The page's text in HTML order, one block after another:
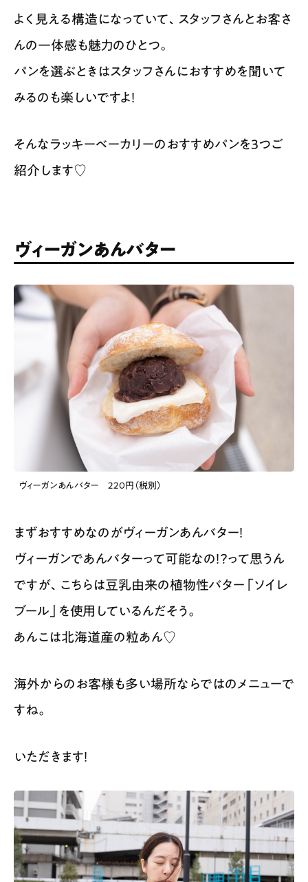
よく見える構造になっていて、スタッフさんとお客さ
んの一体感も魅力のひとつ。
パンを選ぶときはスタッフさんにおすすめを聞いて
みるのも楽しいですよ！
そんなラッキーベーカリーのおすすめパンを３つご
紹介します♡
ヴィーガンあんバター
ヴィーガンあんバター 220円（税別）
まずおすすめなのがヴィーガンあんバター！
ヴィーガンであんバターって可能なの！？って思うん
ですが、こちらは豆乳由来の植物性バター「ソイレ
ブール」を使用しているんだそう。
あんこは北海道産の粒あん♡
海外からのお客様も多い場所ならではのメニューで
すね。
いただきます！